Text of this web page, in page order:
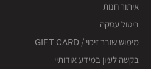
איתור חנות
ביטול עסקה
מימוש שובר זיכוי / GIFT CARD
בקשה לעיון במידע אודותיי